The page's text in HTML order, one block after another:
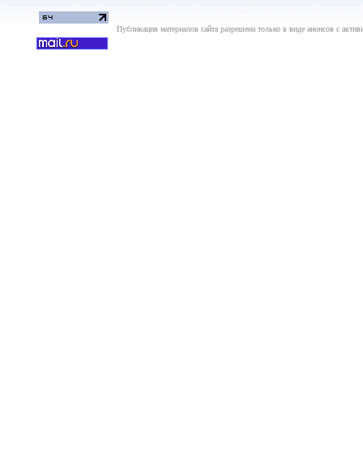
Публикация материалов сайта разрешена только в виде анонсов с